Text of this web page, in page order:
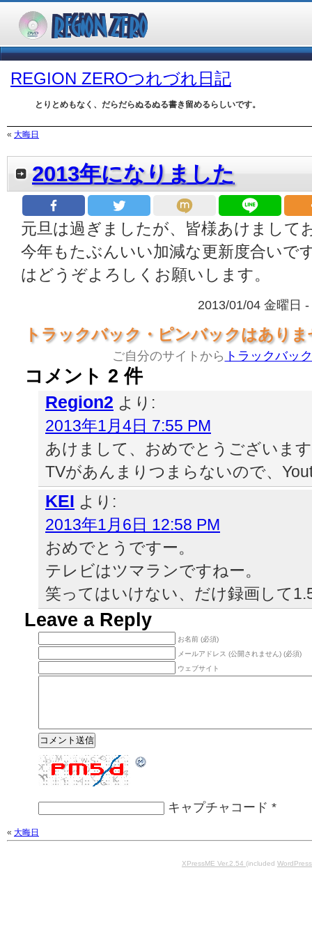
REGION ZEROつれづれ日記
とりとめもなく、だらだらぬるぬる書き留めるらしいです。
« 大晦日
2013年になりました
元旦は過ぎましたが、皆様あけまして
今年もたぶんいい加減な更新度合いで
はどうぞよろしくお願いします。
2013/01/04 金曜日 -
トラックバック・ピンバックはあり
ご自分のサイトから トラックバック
コメント 2 件
Region2 より:
2013年1月4日 7:55 PM
あけまして、おめでとうございま
TVがあんまりつまらないので、
KEI より:
2013年1月6日 12:58 PM
おめでとうですー。
テレビはツマランですねー。
笑ってはいけない、だけ録画して
Leave a Reply
お名前 (必須)
メールアドレス (公開されません) (必須)
ウェブサイト
キャプチャコード *
« 大晦日
XPressME Ver.2.54 (included